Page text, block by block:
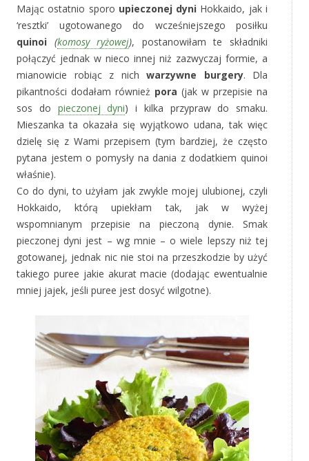
Mając ostatnio sporo upieczonej dyni Hokkaido, jak i
‘resztki’ ugotowanego do wcześniejszego posiłku
quinoi (komosy ryżowej), postanowiłam te składniki
połączyć jednak w nieco innej niż zazwyczaj formie, a
mianowicie robiąc z nich warzywne burgery. Dla
pikantności dodałam również pora (jak w przepisie na
sos do pieczonej dyni) i kilka przypraw do smaku.
Mieszanka ta okazała się wyjątkowo udana, tak więc
dzielę się z Wami przepisem (tym bardziej, że często
pytana jestem o pomysły na dania z dodatkiem quinoi
właśnie).
Co do dyni, to użyłam jak zwykle mojej ulubionej, czyli
Hokkaido, którą upiekłam tak, jak w wyżej
wspomnianym przepisie na pieczoną dynie. Smak
pieczonej dyni jest – wg mnie – o wiele lepszy niż tej
gotowanej, jednak nic nie stoi na przeszkodzie by użyć
takiego puree jakie akurat macie (dodając ewentualnie
mniej jajek, jeśli puree jest dosyć wilgotne).